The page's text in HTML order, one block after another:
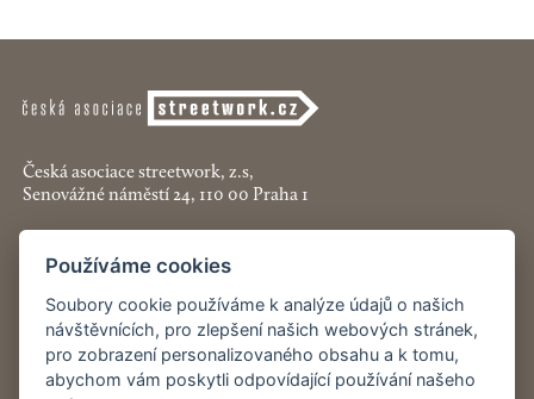
Česká asociace streetwork, z.s,
Senovážné náměstí 24, 110 00 Praha 1
+420 774 913 777
asociace@streetwork.cz
Nastavení cookies
Restartshop.cz
Používáme cookies
Soubory cookie používáme k analýze údajů o našich
návštěvnících, pro zlepšení našich webových stránek,
pro zobrazení personalizovaného obsahu a k tomu,
abychom vám poskytli odpovídající používání našeho